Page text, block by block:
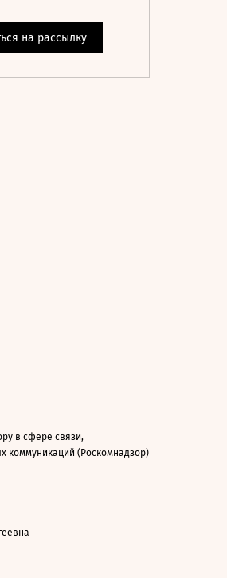
в сфере связи,
коммуникаций (Роскомнадзор)